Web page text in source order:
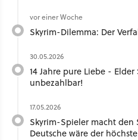
vor einer Woche
Skyrim-Dilemma: Der
30.05.2026
14 Jahre pure Liebe -
unbezahlbar!
17.05.2026
Skyrim-Spieler macht den
Deutsche wäre der